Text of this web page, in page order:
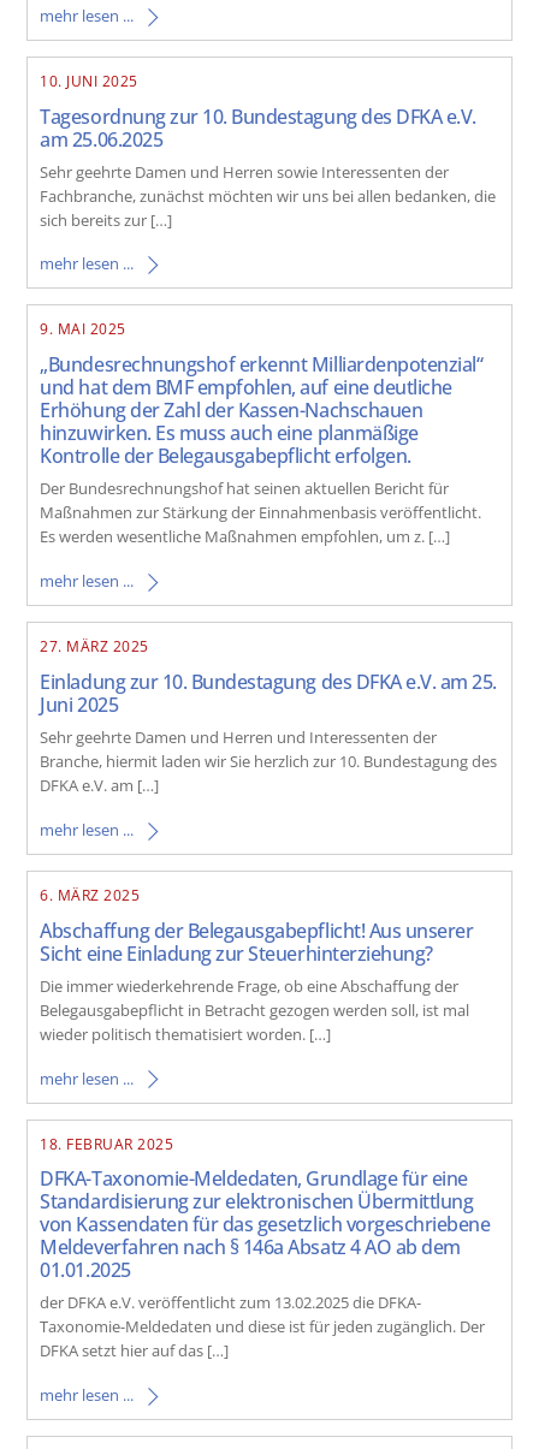
mehr lesen ...
10. JUNI 2025
Tagesordnung zur 10. Bundestagung des DFKA e.V.
am 25.06.2025
Sehr geehrte Damen und Herren sowie Interessenten der
Fachbranche, zunächst möchten wir uns bei allen bedanken, die
sich bereits zur […]
mehr lesen ...
9. MAI 2025
„Bundesrechnungshof erkennt Milliardenpotenzial“
und hat dem BMF empfohlen, auf eine deutliche
Erhöhung der Zahl der Kassen-Nachschauen
hinzuwirken. Es muss auch eine planmäßige
Kontrolle der Belegausgabepflicht erfolgen.
Der Bundesrechnungshof hat seinen aktuellen Bericht für
Maßnahmen zur Stärkung der Einnahmenbasis veröffentlicht.
Es werden wesentliche Maßnahmen empfohlen, um z. […]
mehr lesen ...
27. MÄRZ 2025
Einladung zur 10. Bundestagung des DFKA e.V. am 25.
Juni 2025
Sehr geehrte Damen und Herren und Interessenten der
Branche, hiermit laden wir Sie herzlich zur 10. Bundestagung des
DFKA e.V. am […]
mehr lesen ...
6. MÄRZ 2025
Abschaffung der Belegausgabepflicht! Aus unserer
Sicht eine Einladung zur Steuerhinterziehung?
Die immer wiederkehrende Frage, ob eine Abschaffung der
Belegausgabepflicht in Betracht gezogen werden soll, ist mal
wieder politisch thematisiert worden. […]
mehr lesen ...
18. FEBRUAR 2025
DFKA-Taxonomie-Meldedaten, Grundlage für eine
Standardisierung zur elektronischen Übermittlung
von Kassendaten für das gesetzlich vorgeschriebene
Meldeverfahren nach § 146a Absatz 4 AO ab dem
01.01.2025
der DFKA e.V. veröffentlicht zum 13.02.2025 die DFKA-
Taxonomie-Meldedaten und diese ist für jeden zugänglich. Der
DFKA setzt hier auf das […]
mehr lesen ...